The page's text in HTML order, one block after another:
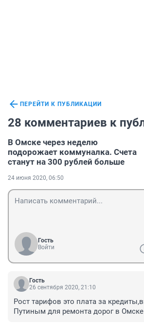
ПЕРЕЙТИ К ПУБЛИКАЦИИ
28 комментариев к
В Омске через неделю
подорожает коммуналка. Счета
станут на 300 рублей больше
24 июня 2020, 06:50
Гость
Войти
Гость
26 сентября 2020, 21:10
Рост тарифов это плата за
Путиным для ремонта дорог в Омске